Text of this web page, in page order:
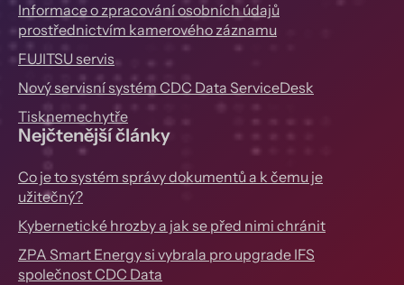
Informace o zpracování osobních údajů
prostřednictvím kamerového záznamu
FUJITSU servis
Nový servisní systém CDC Data ServiceDesk
Tisknemechytře
Nejčtenější články
Co je to systém správy dokumentů a k čemu je
užitečný?
Kybernetické hrozby a jak se před nimi chránit
ZPA Smart Energy si vybrala pro upgrade IFS
společnost CDC Data